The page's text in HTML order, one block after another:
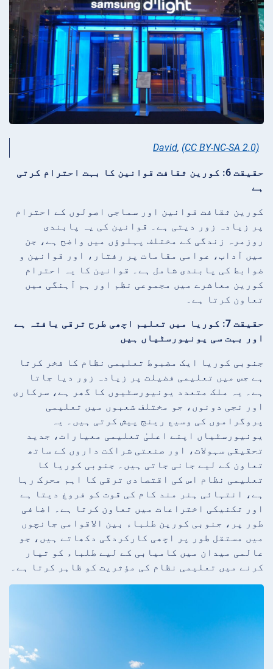
David, (CC BY-NC-SA 2.0)
حقیقت 6: کورین ثقافت قوانین کا بہت احترام کرتی
ہے
کورین ثقافت قوانین اور سماجی اصولوں کے احترام
پر زیادہ زور دیتی ہے۔ قوانین کی یہ پابندی
روزمرہ زندگی کے مختلف پہلوؤں میں واضح ہے، جن
میں آداب، عوامی مقامات پر رفتار، اور قوانین و
ضوابط کی پابندی شامل ہے۔ قوانین کا یہ احترام
کورین معاشرے میں مجموعی نظم اور ہم آہنگی میں
تعاون کرتا ہے۔
حقیقت 7: کوریا میں تعلیم اچھی طرح ترقی یافتہ ہے
اور بہت سی یونیورسٹیاں ہیں
جنوبی کوریا ایک مضبوط تعلیمی نظام کا فخر کرتا
ہے جس میں تعلیمی فضیلت پر زیادہ زور دیا جاتا
ہے۔ یہ ملک متعدد یونیورسٹیوں کا گھر ہے، سرکاری
اور نجی دونوں، جو مختلف شعبوں میں تعلیمی
پروگراموں کی وسیع رینج پیش کرتی ہیں۔ یہ
یونیورسٹیاں اپنے اعلیٰ تعلیمی معیارات، جدید
تحقیقی سہولات، اور صنعتی شراکت داروں کے ساتھ
تعاون کے لیے جانی جاتی ہیں۔ جنوبی کوریا کا
تعلیمی نظام اس کی اقتصادی ترقی کا اہم محرک رہا
ہے، انتہائی ہنر مند کام کی قوت کو فروغ دیتا ہے
اور تکنیکی اختراعات میں تعاون کرتا ہے۔ اضافی
طور پر، جنوبی کورین طلباء بین الاقوامی جانچوں
میں مستقل طور پر اچھی کارکردگی دکھاتے ہیں، جو
عالمی میدان میں کامیابی کے لیے طلباء کو تیار
کرنے میں تعلیمی نظام کی مؤثریت کو ظاہر کرتا ہے۔